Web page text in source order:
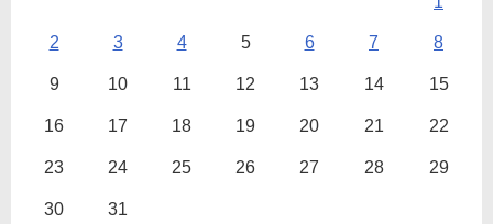
2 3 4 5 6 7 8
9 10 11 12 13 14 15
16 17 18 19 20 21 22
23 24 25 26 27 28 29
30 31